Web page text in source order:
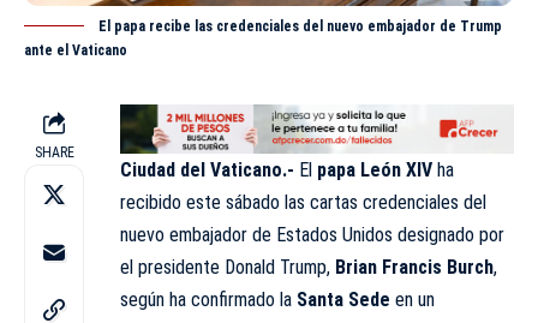
El papa recibe las credenciales del nuevo embajador de Trump
ante el Vaticano
SHARE
Ciudad del Vaticano.- El papa León XIV ha
recibido este sábado las cartas credenciales del
nuevo embajador de Estados Unidos designado por
el presidente Donald Trump, Brian Francis Burch,
según ha confirmado la Santa Sede en un